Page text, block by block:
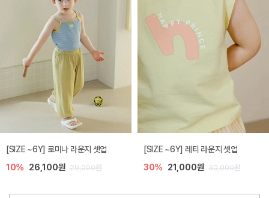
[SIZE ~6Y] 로미나 라운지 셋업
10% 26,100원 29,000원
[SIZE ~6Y] 레티 라운지 셋업
30% 21,000원 30,000원